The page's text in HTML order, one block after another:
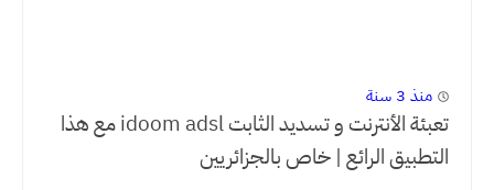
منذ 3 سنة
تعبئة الأنترنت و تسديد الثابت idoom adsl مع هذا
التطبيق الرائع | خاص بالجزائريين